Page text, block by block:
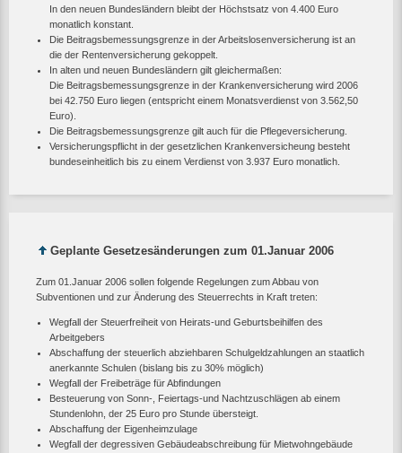
In den neuen Bundesländern bleibt der Höchstsatz von 4.400 Euro
monatlich konstant.
Die Beitragsbemessungsgrenze in der Arbeitslosenversicherung ist an
die der Rentenversicherung gekoppelt.
In alten und neuen Bundesländern gilt gleichermaßen:
Die Beitragsbemessungsgrenze in der Krankenversicherung wird 2006
bei 42.750 Euro liegen (entspricht einem Monatsverdienst von 3.562,50
Euro).
Die Beitragsbemessungsgrenze gilt auch für die Pflegeversicherung.
Versicherungspflicht in der gesetzlichen Krankenversicheung besteht
bundeseinheitlich bis zu einem Verdienst von 3.937 Euro monatlich.
Geplante Gesetzesänderungen zum 01.Januar 2006
Zum 01.Januar 2006 sollen folgende Regelungen zum Abbau von
Subventionen und zur Änderung des Steuerrechts in Kraft treten:
Wegfall der Steuerfreiheit von Heirats-und Geburtsbeihilfen des
Arbeitgebers
Abschaffung der steuerlich abziehbaren Schulgeldzahlungen an staatlich
anerkannte Schulen (bislang bis zu 30% möglich)
Wegfall der Freibeträge für Abfindungen
Besteuerung von Sonn-, Feiertags-und Nachtzuschlägen ab einem
Stundenlohn, der 25 Euro pro Stunde übersteigt.
Abschaffung der Eigenheimzulage
Wegfall der degressiven Gebäudeabschreibung für Mietwohngebäude